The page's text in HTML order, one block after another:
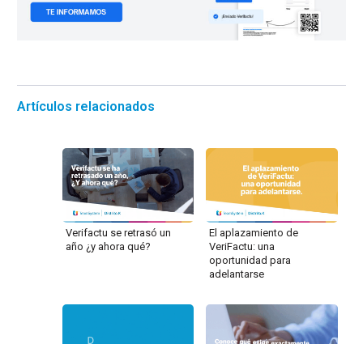
Artículos relacionados
Verifactu se retrasó un
año ¿y ahora qué?
El aplazamiento de
VeriFactu: una
oportunidad para
adelantarse